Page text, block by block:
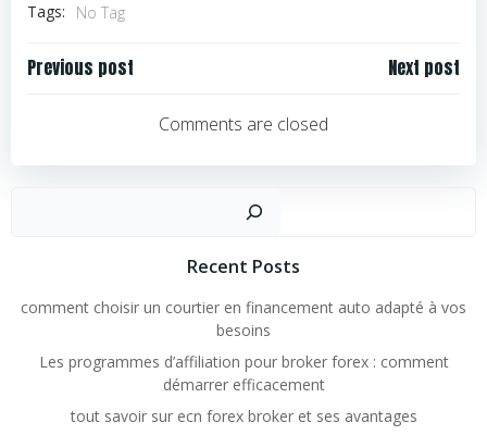
Tags: No Tag
Navigation
Previous post
l’article
Next post
Comments are closed
Rechercher
Recent Posts
comment choisir un courtier en financement auto adapté à vos
besoins
Les programmes d’affiliation pour broker forex : comment
démarrer efficacement
tout savoir sur ecn forex broker et ses avantages